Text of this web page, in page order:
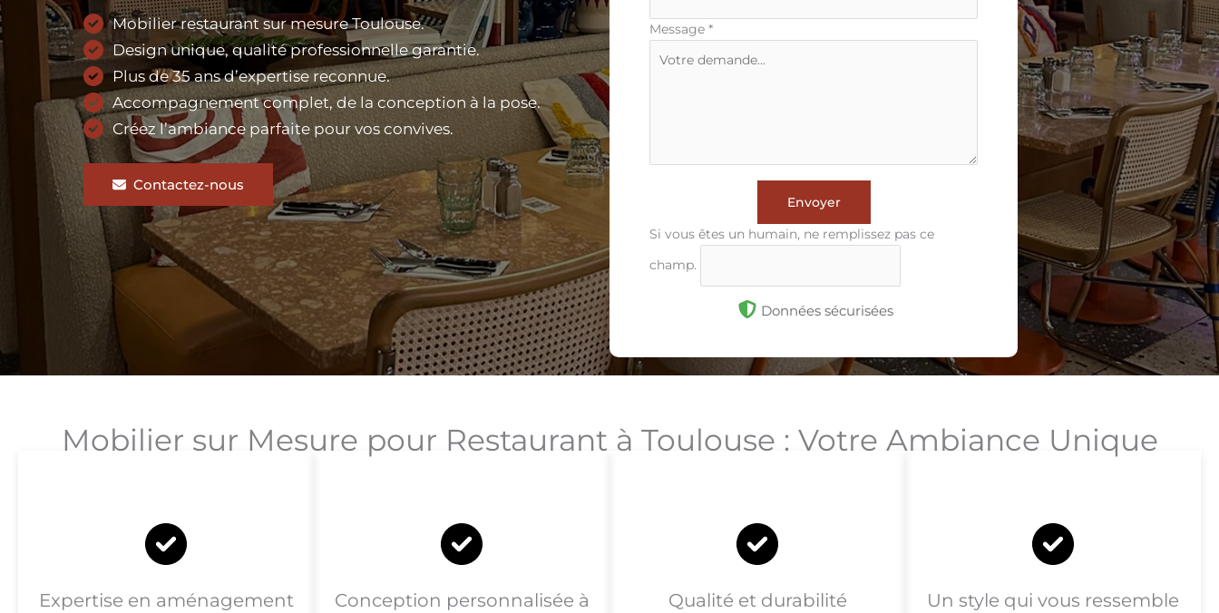
Mobilier restaurant sur mesure Toulouse.
Design unique, qualité professionnelle garantie.
Plus de 35 ans d’expertise reconnue.
Accompagnement complet, de la conception à la pose.
Créez l’ambiance parfaite pour vos convives.
Contactez-nous
Message *
Envoyer
Si vous êtes un humain, ne remplissez pas ce
champ.
Données sécurisées
Mobilier sur Mesure pour Restaurant à Toulouse : Votre Ambiance Unique
Expertise en aménagement
Conception personnalisée à
Qualité et durabilité
Un style qui vous ressemble